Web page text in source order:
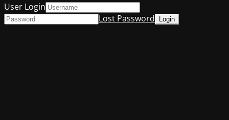
User Login
Lost Password